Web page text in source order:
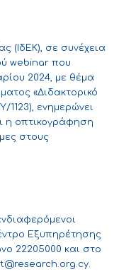
(ΙδΕΚ), σε συνέχεια
webinar που
2024, με θέμα
«Διδακτορικό
1123), ενημερώνει
η οπτικογράφηση
στους
Εξυπηρέτησης
22205000 και στο
.